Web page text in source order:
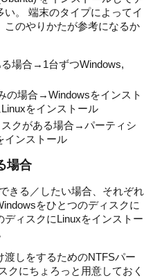
い。 端末のタイプによってイ
このやりかたが参考になるか
場合→1台ずつWindows,
の場合→Windowsをインスト
をインストール
クがある場合→パーティシ
インストール
場合
きる／したい場合、それぞれ
をひとつのディスクに
ィスクにLinuxをインストー
渡しをするためのNTFSパー
クにちょろっと用意しておく